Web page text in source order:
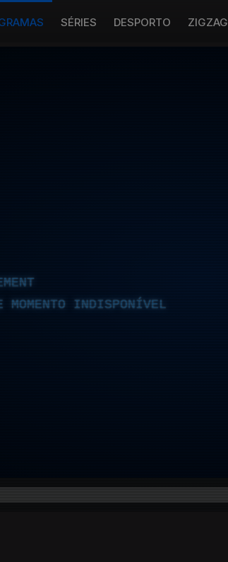
SÉRIES DESPORTO ZIGZAG
MOMENTO INDISPONÍVEL